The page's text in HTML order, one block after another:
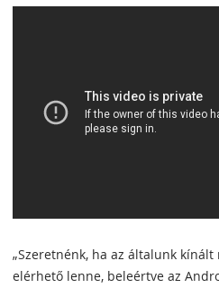
„Szeretnénk, ha az általunk
elérhető lenne, beleértve az